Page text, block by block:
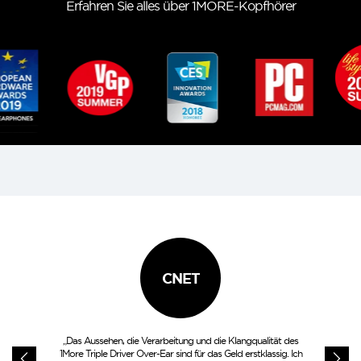
Erfahren Sie alles über 1MORE-Kopfhörer
FORBES
GAMER
„Für ausgedehnte, ernsthafte Musikhörsitzungen gibt es nichts
Besseres als einen guten Over-Ear-Kopfhörer. Sie haben